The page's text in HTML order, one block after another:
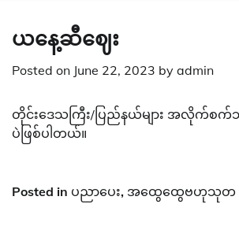
ယနေ့ဆီဈေး
Posted on June 22, 2023 by admin
တိုင်းဒေသကြီး/ပြည်နယ်များ အလိုက်စက်သုံ
ပဲဖြစ်ပါတယ်။
Posted in ပညာပေး, အထွေထွေဗဟုသုတ